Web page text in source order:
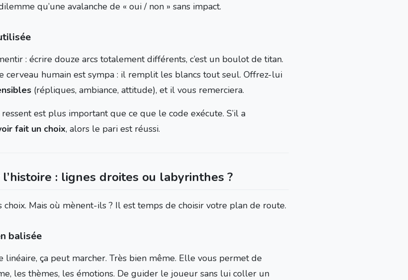
qu’une avalanche de « oui / non » sans impact.
: écrire douze arcs totalement différents, c’est un boulot de titan.
cerveau humain est sympa : il remplit les blancs tout seul. Offrez-lui
(répliques, ambiance, attitude), et il vous remerciera.
est plus important que ce que le code exécute. S’il a
fait un choix, alors le pari est réussi.
: lignes droites ou labyrinthes ?
choix. Mais où mènent-ils ? Il est temps de choisir votre plan de route.
balisée
linéaire, ça peut marcher. Très bien même. Elle vous permet de
les thèmes, les émotions. De guider le joueur sans lui coller un